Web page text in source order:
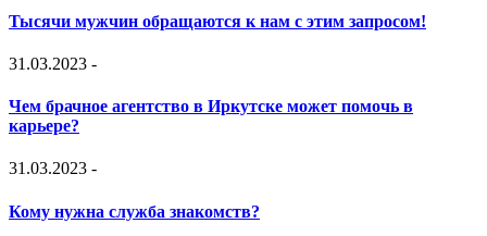
Тысячи мужчин обращаются к нам с этим запросом!
31.03.2023 -
Чем брачное агентство в Иркутске может помочь в
карьере?
31.03.2023 -
Кому нужна служба знакомств?